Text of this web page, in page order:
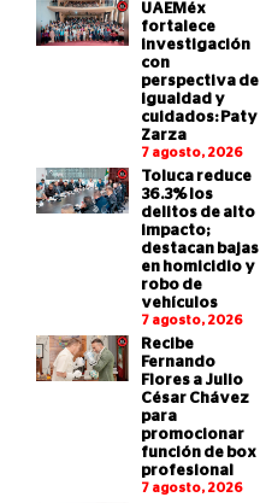
UAEMéx
fortalece
investigación
con
perspectiva de
igualdad y
cuidados: Paty
Zarza
7 agosto, 2026
Toluca reduce
36.3% los
delitos de alto
impacto;
destacan bajas
en homicidio y
robo de
vehículos
7 agosto, 2026
Recibe
Fernando
Flores a Julio
César Chávez
para
promocionar
función de box
profesional
7 agosto, 2026